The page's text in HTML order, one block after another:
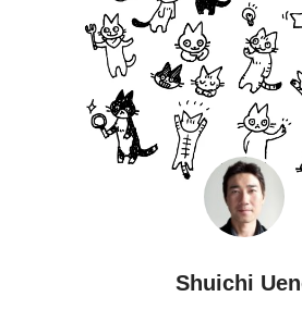
Shuichi